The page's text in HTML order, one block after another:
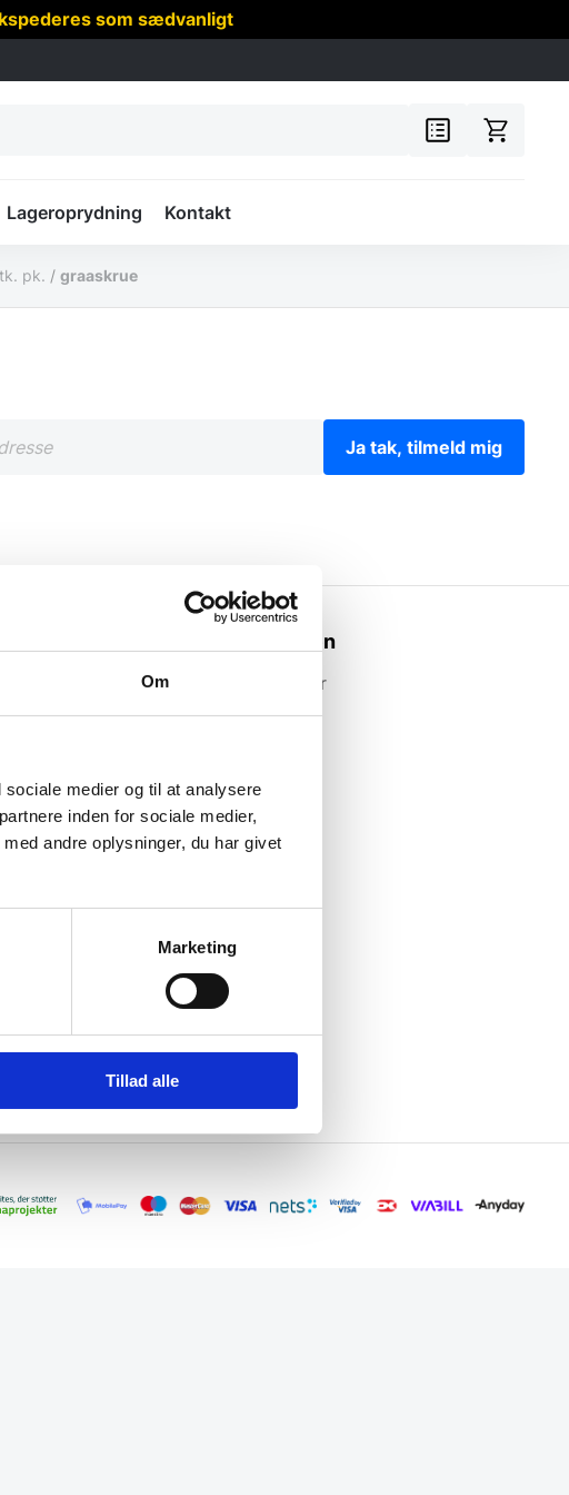
Om
medier og til at analysere
inden for sociale medier,
andre oplysninger, du har givet
Marketing
Tillad alle
som sædvanligt
Lageroprydning Kontakt
pk. / graaskrue
Ja tak, tilmeld mig
Webshoppen
Alle produkter